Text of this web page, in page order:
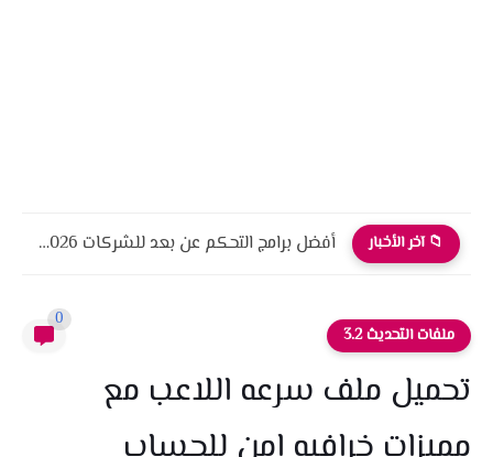
📁 آخر الأخبار أفضل برامج التحكم عن بعد للشركات 2026 أمان، أداء، واحترافية
ملفات التحديث 3.2
0
تحميل ملف سرعه اللاعب مع